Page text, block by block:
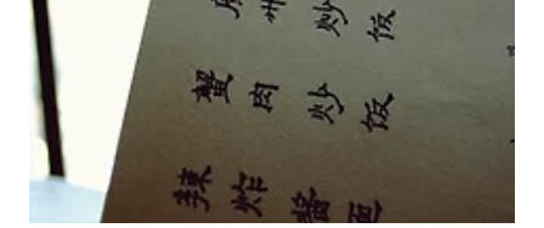
껑있는 시리얼 그릇에 담고 그냥 물을 부어 먹기도 한다. 면발이 가늘어 금방 익
는다.만한다찬의 가장 큰 특징은 고기..